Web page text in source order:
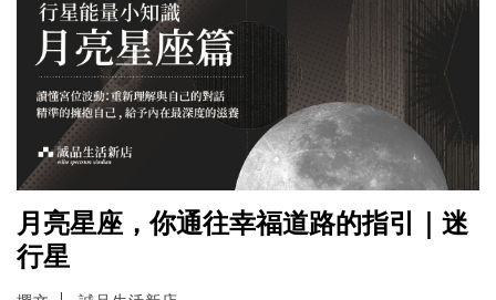
月亮星座，你通往幸福道路的指引｜迷
行星